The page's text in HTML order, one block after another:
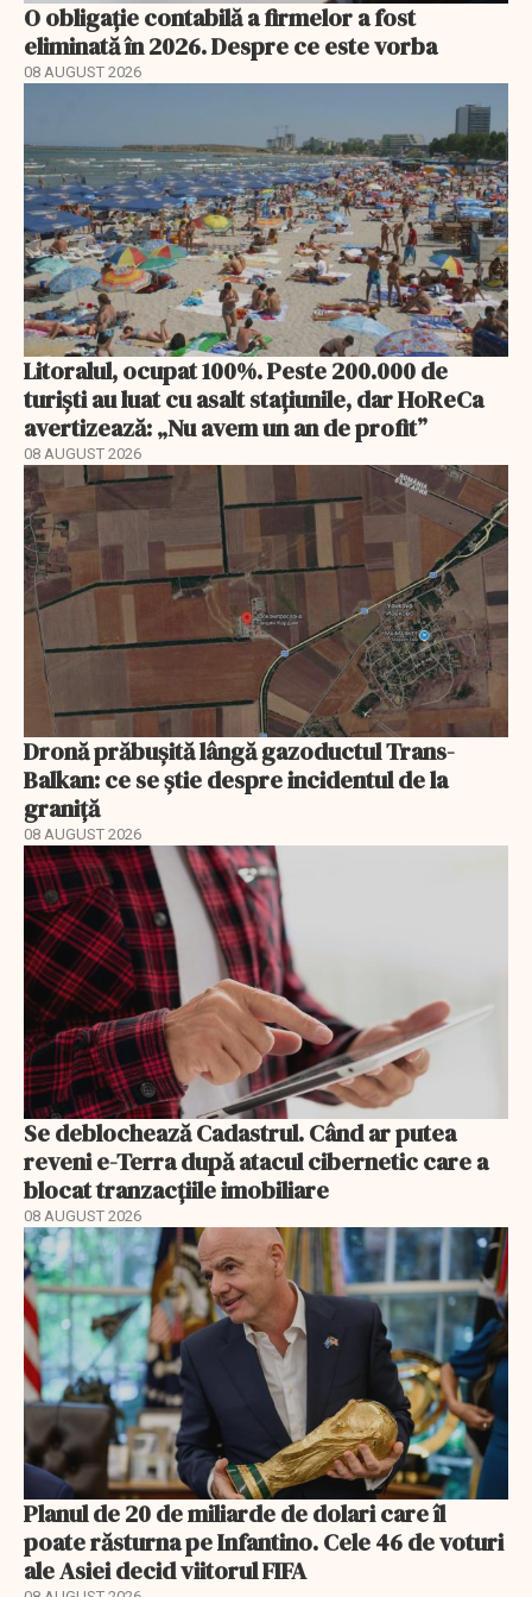
O obligație contabilă a firmelor a fost
eliminată în 2026. Despre ce este vorba
08 AUGUST 2026
Litoralul, ocupat 100%. Peste 200.000 de
turiști au luat cu asalt stațiunile, dar HoReCa
avertizează: „Nu avem un an de profit”
08 AUGUST 2026
Dronă prăbușită lângă gazoductul Trans-
Balkan: ce se știe despre incidentul de la
graniță
08 AUGUST 2026
Se deblochează Cadastrul. Când ar putea
reveni e-Terra după atacul cibernetic care a
blocat tranzacțiile imobiliare
08 AUGUST 2026
Planul de 20 de miliarde de dolari care îl
poate răsturna pe Infantino. Cele 46 de voturi
ale Asiei decid viitorul FIFA